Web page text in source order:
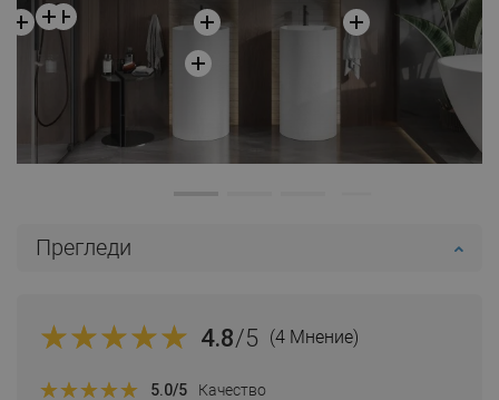
Прегледи
4.8/5 (4 Мнение)
5.0/5 Качество